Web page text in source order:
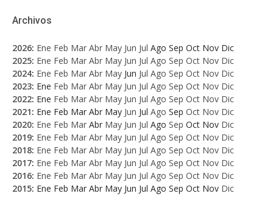
Archivos
2026: Ene Feb Mar Abr May Jun Jul Ago Sep Oct Nov Dic
2025: Ene Feb Mar Abr May Jun Jul Ago Sep Oct Nov Dic
2024: Ene Feb Mar Abr May Jun Jul Ago Sep Oct Nov Dic
2023: Ene Feb Mar Abr May Jun Jul Ago Sep Oct Nov Dic
2022: Ene Feb Mar Abr May Jun Jul Ago Sep Oct Nov Dic
2021: Ene Feb Mar Abr May Jun Jul Ago Sep Oct Nov Dic
2020: Ene Feb Mar Abr May Jun Jul Ago Sep Oct Nov Dic
2019: Ene Feb Mar Abr May Jun Jul Ago Sep Oct Nov Dic
2018: Ene Feb Mar Abr May Jun Jul Ago Sep Oct Nov Dic
2017: Ene Feb Mar Abr May Jun Jul Ago Sep Oct Nov Dic
2016: Ene Feb Mar Abr May Jun Jul Ago Sep Oct Nov Dic
2015: Ene Feb Mar Abr May Jun Jul Ago Sep Oct Nov Dic